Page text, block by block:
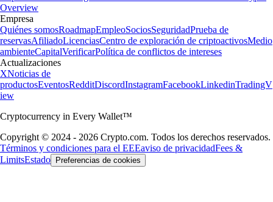
Overview
Empresa
Quiénes somosRoadmapEmpleoSociosSeguridadPrueba de
reservasAfiliadoLicenciasCentro de exploración de criptoactivosMedio
ambienteCapitalVerificarPolítica de conflictos de intereses
Actualizaciones
XNoticias de
productosEventosRedditDiscordInstagramFacebookLinkedinTradingV
iew
Cryptocurrency in Every Wallet™
Copyright © 2024 - 2026 Crypto.com. Todos los derechos reservados.
Términos y condiciones para el EEEaviso de privacidadFees &
LimitsEstado Preferencias de cookies